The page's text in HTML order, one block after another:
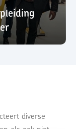
diverse